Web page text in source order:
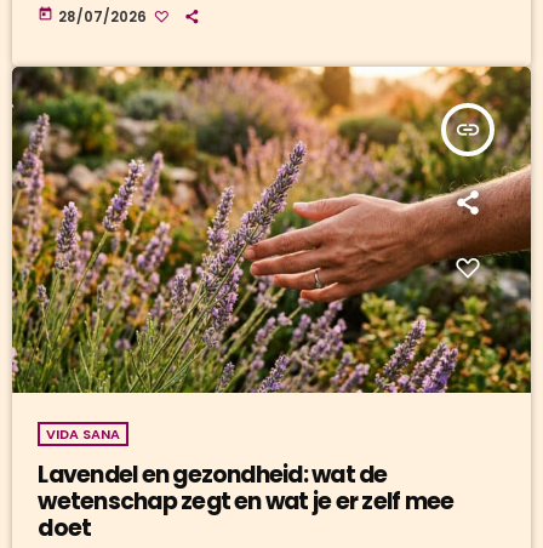
today 28/07/2026
insert_link
VIDA SANA
Lavendel en gezondheid: wat de
wetenschap zegt en wat je er zelf mee
doet